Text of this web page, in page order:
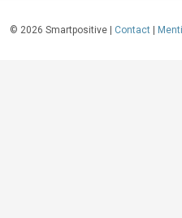
© 2026 Smartpositive | Contact|